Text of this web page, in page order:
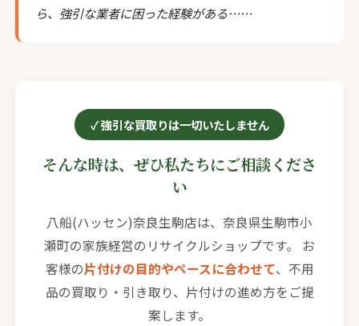
ら、強引な業者に困った経験がある……
強引な買取りは一切いたしません
そんな時は、ぜひ私たちにご相談くださ
い
八船(ハッセン)奈良生駒店は、奈良県生駒市小
瀬町の家族経営のリサイクルショップです。 お
客様の片付けの目的やペースに合わせて、不用
品の買取り・引き取り、片付けの進め方をご提
案します。